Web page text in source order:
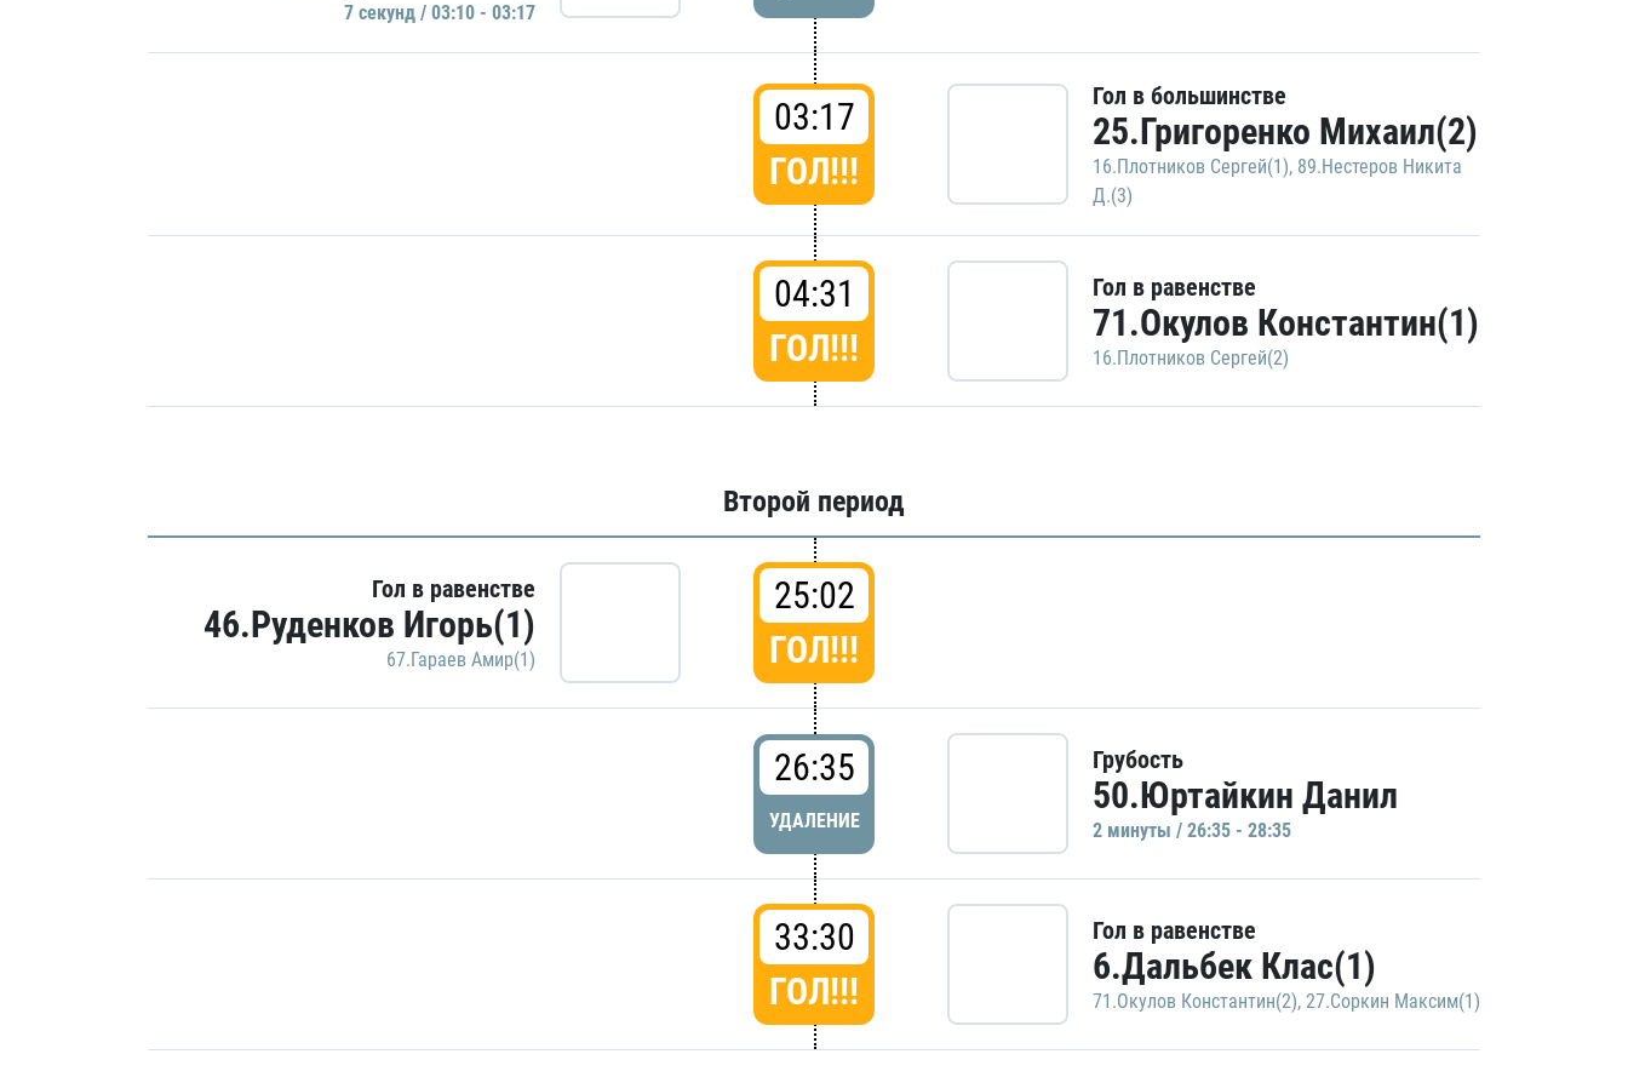
7 секунд / 03:10 - 03:17
03:17
ГОЛ!!!
Гол в большинстве
25.Григоренко Михаил(2)
16.Плотников Сергей(1), 89.Нестеров Никита
Д.(3)
04:31
ГОЛ!!!
Гол в равенстве
71.Окулов Константин(1)
16.Плотников Сергей(2)
Второй период
Гол в равенстве
46.Руденков Игорь(1)
67.Гараев Амир(1)
25:02
ГОЛ!!!
26:35
УДАЛЕНИЕ
Грубость
50.Юртайкин Данил
2 минуты / 26:35 - 28:35
33:30
ГОЛ!!!
Гол в равенстве
6.Дальбек Клас(1)
71.Окулов Константин(2), 27.Соркин Максим(1)